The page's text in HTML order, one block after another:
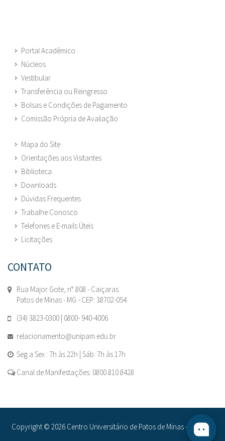
Portal Acadêmico
Núcleos
Vestibular
Transferência ou Reingresso
Bolsas e Condições de Pagamento
Comissão Própria de Avaliação
Mapa do Site
Orientações aos Visitantes
Biblioteca
Downloads
Dúvidas Frequentes
Trabalhe Conosco
Telefones e E-mails Úteis
Licitações
CONTATO
Rua Major Gote, n° 808 - Caiçaras
Patos de Minas - MG - CEP: 38702-054.
(34) 3823-0300 | 0800- 940-4006
relacionamento@unipam.edu.br
Seg a Sex : 7h às 22h | Sáb: 7h às 17h
Canal de Manifestações: 0800 810 8428
Copyright © 2026 Centro Universitário de Patos de Minas - UNIPAM.